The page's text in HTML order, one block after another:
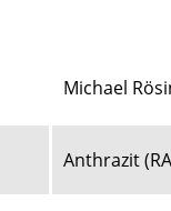
Michael
Anthrazit